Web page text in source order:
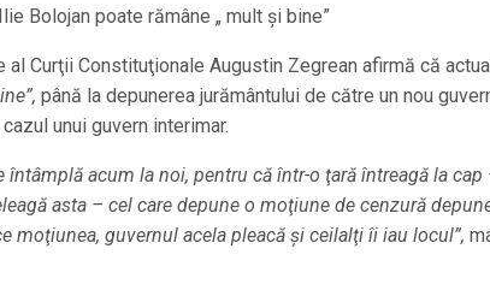
Bolojan poate rămâne „ mult şi bine”
al Curţii Constituţionale Augustin Zegrean afirmă că
până la depunerea jurământului de către un nou
unui guvern interimar.
întâmplă acum la noi, pentru că într-o ţară întreagă la
asta – cel care depune o moţiune de cenzură
moţiunea, guvernul acela pleacă şi ceilalţi îi iau locul”,